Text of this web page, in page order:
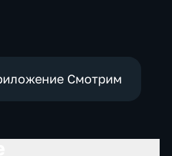
Смотрим